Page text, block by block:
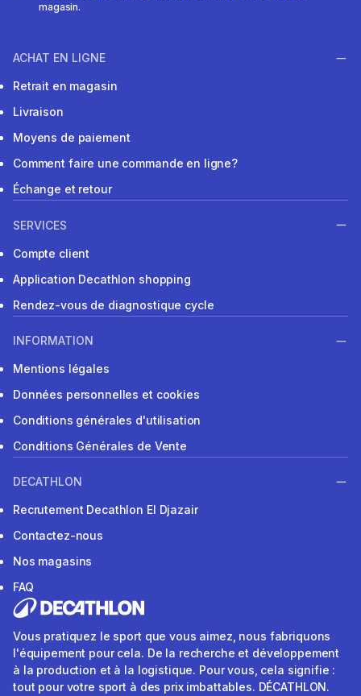
magasin.
ACHAT EN LIGNE
Retrait en magasin
Livraison
Moyens de paiement
Comment faire une commande en ligne?
Échange et retour
SERVICES
Compte client
Application Decathlon shopping
Rendez-vous de diagnostique cycle
INFORMATION
Mentions légales
Données personnelles et cookies
Conditions générales d'utilisation
Conditions Générales de Vente
DECATHLON
Recrutement Decathlon El Djazair
Contactez-nous
Nos magasins
FAQ
Vous pratiquez le sport que vous aimez, nous fabriquons
l'équipement pour cela. De la recherche et développement
à la production et à la logistique. Pour vous, cela signifie :
tout pour votre sport à des prix imbattables. DÉCATHLON.